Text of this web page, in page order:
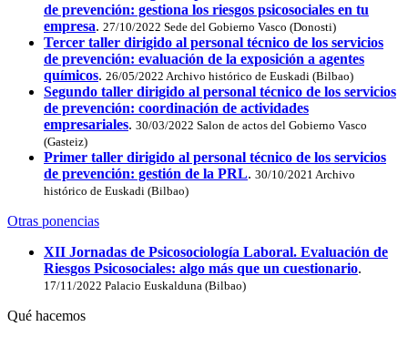
de prevención: gestiona los riesgos psicosociales en tu
empresa. 27/10/2022 Sede del Gobierno Vasco (Donosti)
Tercer taller dirigido al personal técnico de los servicios
de prevención: evaluación de la exposición a agentes
químicos. 26/05/2022 Archivo histórico de Euskadi (Bilbao)
Segundo taller dirigido al personal técnico de los servicios
de prevención: coordinación de actividades
empresariales. 30/03/2022 Salon de actos del Gobierno Vasco
(Gasteiz)
Primer taller dirigido al personal técnico de los servicios
de prevención: gestión de la PRL. 30/10/2021 Archivo
histórico de Euskadi (Bilbao)
Otras ponencias
XII Jornadas de Psicosociología Laboral. Evaluación de
Riesgos Psicosociales: algo más que un cuestionario.
17/11/2022 Palacio Euskalduna (Bilbao)
Qué hacemos